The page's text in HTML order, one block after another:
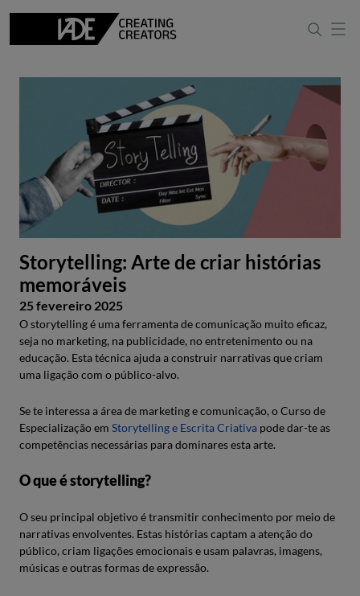
Storytelling: Arte de criar histórias
memoráveis
25 fevereiro 2025
O storytelling é uma ferramenta de comunicação muito eficaz,
seja no marketing, na publicidade, no entretenimento ou na
educação. Esta técnica ajuda a construir narrativas que criam
uma ligação com o público-alvo.
Se te interessa a área de marketing e comunicação, o Curso de
Especialização em Storytelling e Escrita Criativa pode dar-te as
competências necessárias para dominares esta arte.
O que é storytelling?
O seu principal objetivo é transmitir conhecimento por meio de
narrativas envolventes. Estas histórias captam a atenção do
público, criam ligações emocionais e usam palavras, imagens,
músicas e outras formas de expressão.